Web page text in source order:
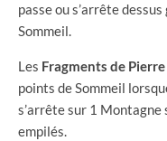
passe ou s’arrête
Sommeil.
Les Fragments de Pierre
points de Sommeil
s’arrête sur 1 Montagne
empilés.